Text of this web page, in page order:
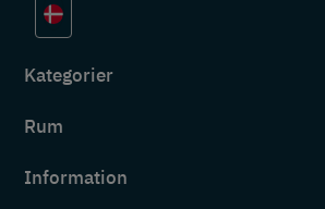
Kategorier
Rum
Information